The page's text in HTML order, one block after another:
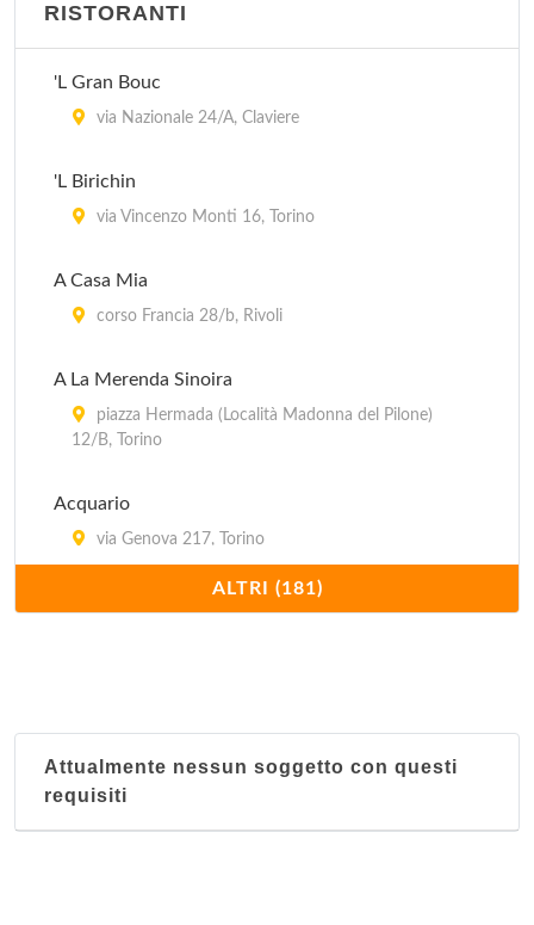
RISTORANTI
'L Gran Bouc
via Nazionale 24/A, Claviere
'L Birichin
via Vincenzo Monti 16, Torino
A Casa Mia
corso Francia 28/b, Rivoli
A La Merenda Sinoira
piazza Hermada (Località Madonna del Pilone)
12/B, Torino
Acquario
via Genova 217, Torino
corso Casale 10, Torino
Al Cacimperio
via Alfonso Lamarmora 17/C, Torino
ALTRI (181)
Attualmente nessun soggetto con questi
requisiti